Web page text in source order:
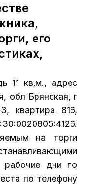
его
11 кв.м., адрес
обл Брянская, г
квартира 816,
на торги
рабочие дни по
по телефону